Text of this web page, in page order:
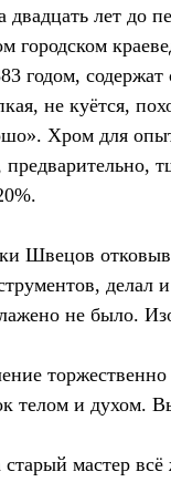
двадцать лет до
городском
годом,
не куётся,
Хром для
Швецов
делал
не было.
телом и духом.
старый мастер